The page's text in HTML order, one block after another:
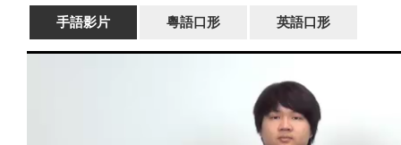
手語影片 粵語口形 英語口形